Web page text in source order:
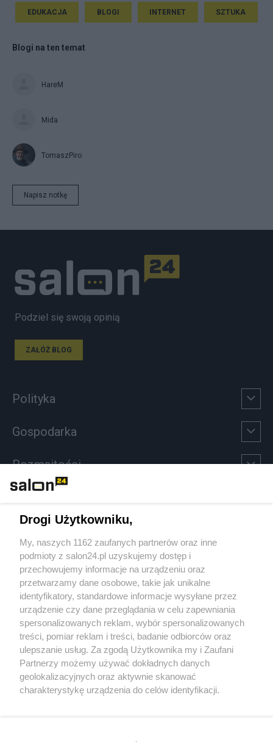
EDUKACJA BLOGI INTERNET SZTUKA
Blogi na ten temat
HareM
Mida
TomaszPiro
Napisz notkę
Podziel się swoją opinią
ZAŁÓŻ BLOG
Polityka
Gospodarka
Rozmaitości
Sport
Społeczeństwo
Kultura
X Facebook Instagram Youtube
Drogi Użytkowniku,
My, naszych 1162 zaufanych partnerów oraz inne
podmioty z salon24.pl uzyskujemy dostęp i
przechowujemy informacje na urządzeniu oraz
przetwarzamy dane osobowe, takie jak unikalne
identyfikatory, standardowe informacje wysyłane przez
urządzenie czy dane przeglądania w celu zapewniania
spersonalizowanych reklam, wybór spersonalizowanych
treści, pomiar reklam i treści, badanie odbiorców oraz
ulepszanie usług. Za zgodą Użytkownika my i Zaufani
Partnerzy możemy używać dokładnych danych
geolokalizacyjnych oraz aktywnie skanować
charakterystykę urządzenia do celów identyfikacji.